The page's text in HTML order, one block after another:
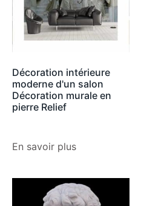
Décoration intérieure
moderne d'un salon
Décoration murale en
pierre Relief
En savoir plus